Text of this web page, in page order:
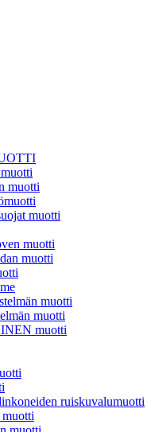
muotti
muotti
muotti
muotti
muotti
muotti
muotti
ruiskuvalumuotti